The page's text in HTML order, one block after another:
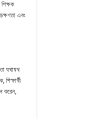
এবং
যথাযথ
করেন,